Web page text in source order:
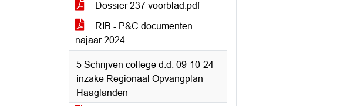
Dossier 237 voorblad.pdf
RIB - P&C documenten
najaar 2024
5 Schrijven college d.d. 09-10-24
inzake Regionaal Opvangplan
Haaglanden